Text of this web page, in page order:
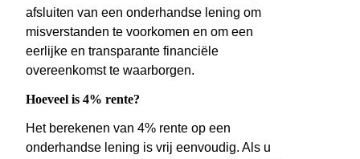
afsluiten van een onderhandse lening om
misverstanden te voorkomen en om een
eerlijke en transparante financiële
overeenkomst te waarborgen.
Hoeveel is 4% rente?
Het berekenen van 4% rente op een
onderhandse lening is vrij eenvoudig. Als u